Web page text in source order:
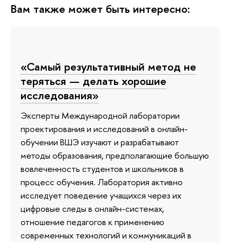
Вам также может быть интересно:
«Самый результативный метод не
теряться — делать хорошие
исследования»
Эксперты Международной лаборатории
проектирования и исследований в онлайн-
обучении ВШЭ изучают и разрабатывают
методы образования, предполагающие большую
вовлеченность студентов и школьников в
процесс обучения. Лаборатория активно
исследует поведение учащихся через их
цифровые следы в онлайн-системах,
отношение педагогов к применению
современных технологий и коммуникаций в